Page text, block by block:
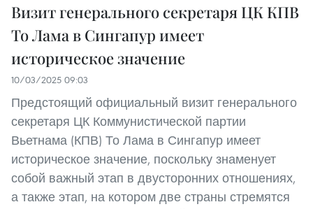
Визит генерального секретаря ЦК КПВ
То Лама в Сингапур имеет
историческое значение
10/03/2025 09:03
Предстоящий официальный визит генерального
секретаря ЦК Коммунистической партии
Вьетнама (КПВ) То Лама в Сингапур имеет
историческое значение, поскольку знаменует
собой важный этап в двусторонних отношениях,
а также этап, на котором две страны стремятся